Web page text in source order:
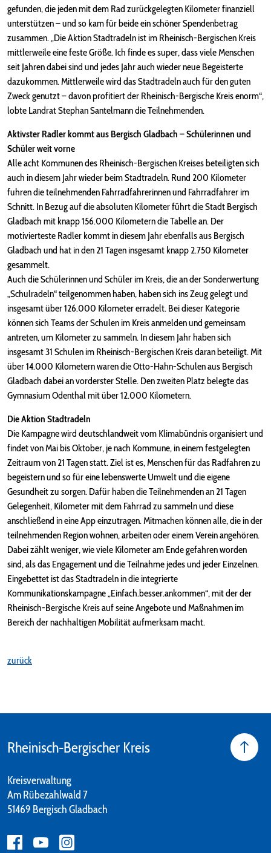
gefunden, die jeden mit dem Rad zurückgelegten Kilometer finanziell
unterstützen – und so kam für beide ein schöner Spendenbetrag
zusammen. „Die Aktion Stadtradeln ist im Rheinisch-Bergischen Kreis
mittlerweile eine feste Größe. Ich finde es super, dass viele Menschen
seit Jahren dabei sind und jedes Jahr auch wieder neue Begeisterte
dazukommen. Mittlerweile wird das Stadtradeln auch für den guten
Zweck genutzt – davon profitiert der Rheinisch-Bergische Kreis enorm“,
lobte Landrat Stephan Santelmann die Teilnehmenden.
Aktivster Radler kommt aus Bergisch Gladbach – Schülerinnen und
Schüler weit vorne
Alle acht Kommunen des Rheinisch-Bergischen Kreises beteiligten sich
auch in diesem Jahr wieder beim Stadtradeln. Rund 200 Kilometer
fuhren die teilnehmenden Fahrradfahrerinnen und Fahrradfahrer im
Schnitt. In Bezug auf die absoluten Kilometer führt die Stadt Bergisch
Gladbach mit knapp 156.000 Kilometern die Tabelle an. Der
motivierteste Radler kommt in diesem Jahr ebenfalls aus Bergisch
Gladbach und hat in den 21 Tagen insgesamt knapp 2.750 Kilometer
gesammelt.
Auch die Schülerinnen und Schüler im Kreis, die an der Sonderwertung
„Schulradeln“ teilgenommen haben, haben sich ins Zeug gelegt und
insgesamt über 126.000 Kilometer erradelt. Bei dieser Kategorie
können sich Teams der Schulen im Kreis anmelden und gemeinsam
antreten, um Kilometer zu sammeln. In diesem Jahr haben sich
insgesamt 31 Schulen im Rheinisch-Bergischen Kreis daran beteiligt. Mit
über 14.000 Kilometern waren die Otto-Hahn-Schulen aus Bergisch
Gladbach dabei an vorderster Stelle. Den zweiten Platz belegte das
Gymnasium Odenthal mit über 12.000 Kilometern.
Die Aktion Stadtradeln
Die Kampagne wird deutschlandweit vom Klimabündnis organisiert und
findet von Mai bis Oktober, je nach Kommune, in einem festgelegten
Zeitraum von 21 Tagen statt. Ziel ist es, Menschen für das Radfahren zu
begeistern und so für eine lebenswerte Umwelt und die eigene
Gesundheit zu sorgen. Dafür haben die Teilnehmenden an 21 Tagen
Gelegenheit, Kilometer mit dem Fahrrad zu sammeln und diese
anschließend in eine App einzutragen. Mitmachen können alle, die in der
teilnehmenden Region wohnen, arbeiten oder einem Verein angehören.
Dabei zählt weniger, wie viele Kilometer am Ende gefahren worden
sind, als das Engagement und die Teilnahme jedes und jeder Einzelnen.
Eingebettet ist das Stadtradeln in die integrierte
Kommunikationskampagne „Einfach.besser.ankommen“, mit der der
Rheinisch-Bergische Kreis auf seine Angebote und Maßnahmen im
Bereich der nachhaltigen Mobilität aufmerksam macht.
zurück
Rheinisch-Bergischer Kreis
Kreisverwaltung
Am Rübezahlwald 7
51469 Bergisch Gladbach